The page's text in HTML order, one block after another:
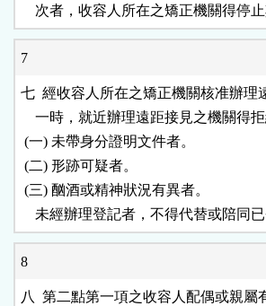
次者，收容人所在之矯正機關得停
7
七  經收容人所在之矯正機關核准辦理
一時，就近辦理遠距接見之
(一) 未帶身分證明文
(二) 形跡可疑者
(三) 酗酒或精神狀況有
未經辦理登記者，不得代替或陪同
8
八  第二點第一項之收容人配偶或親